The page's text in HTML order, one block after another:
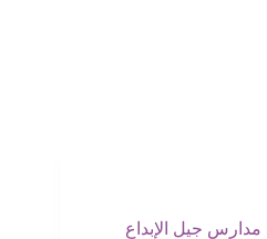
مدارس جيل الإبداع